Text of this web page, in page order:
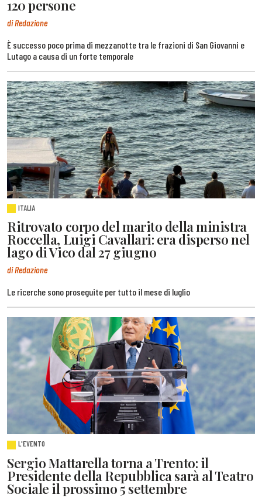
120 persone
di Redazione
È successo poco prima di mezzanotte tra le frazioni di San Giovanni e
Lutago a causa di un forte temporale
ITALIA
Ritrovato corpo del marito della ministra
Roccella, Luigi Cavallari: era disperso nel
lago di Vico dal 27 giugno
di Redazione
Le ricerche sono proseguite per tutto il mese di luglio
L'EVENTO
Sergio Mattarella torna a Trento: il
Presidente della Repubblica sarà al Teatro
Sociale il prossimo 5 settembre